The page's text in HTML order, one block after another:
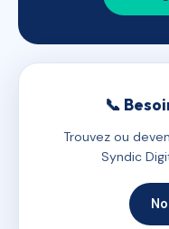
📞
Trouvez ou
Syndic